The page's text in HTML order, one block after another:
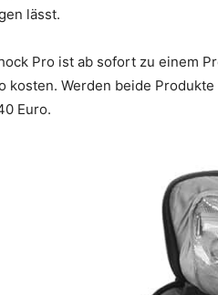
lässt.
Pro ist ab sofort zu einem
kosten. Werden beide
Euro.